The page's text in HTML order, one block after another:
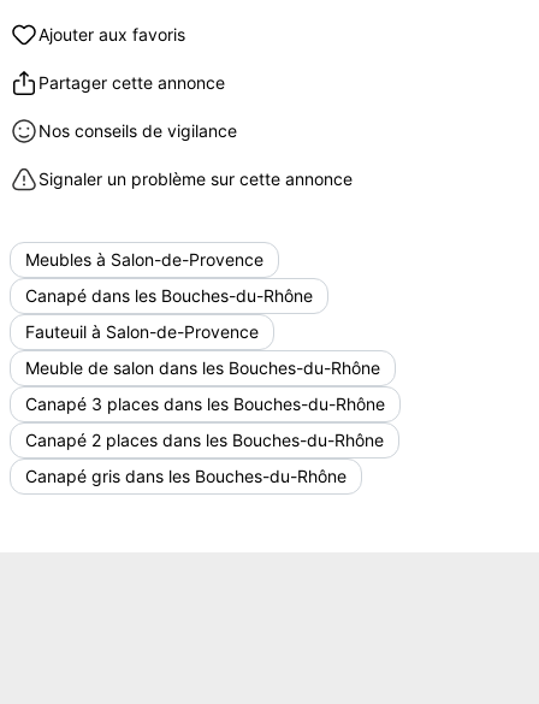
Ajouter aux favoris
Partager cette annonce
Nos conseils de vigilance
Signaler un problème sur cette annonce
Meubles à Salon-de-Provence
Canapé dans les Bouches-du-Rhône
Fauteuil à Salon-de-Provence
Meuble de salon dans les Bouches-du-Rhône
Canapé 3 places dans les Bouches-du-Rhône
Canapé 2 places dans les Bouches-du-Rhône
Canapé gris dans les Bouches-du-Rhône